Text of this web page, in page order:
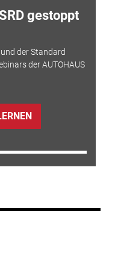
gestoppt
der Standard
der AUTOHAUS